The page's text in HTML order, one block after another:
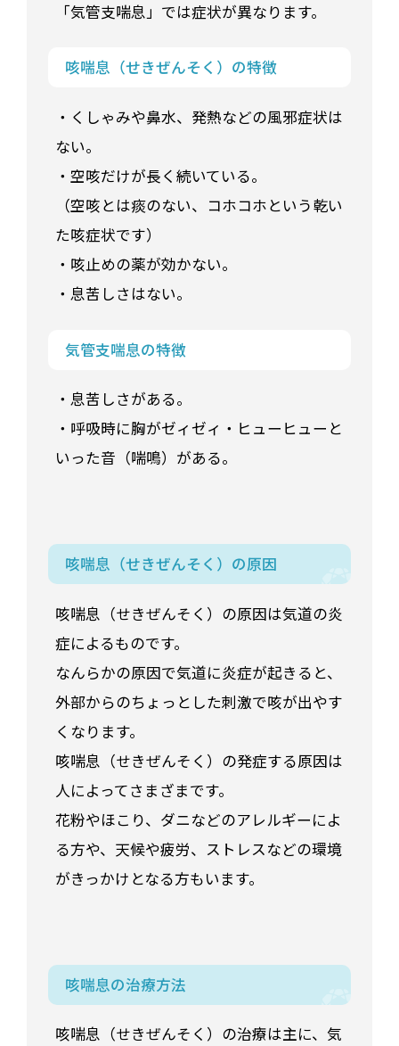
「気管支喘息」では症状が異なります。
咳喘息（せきぜんそく）の特徴
・くしゃみや鼻水、発熱などの風邪症状は
ない。
・空咳だけが長く続いている。
（空咳とは痰のない、コホコホという乾い
た咳症状です）
・咳止めの薬が効かない。
・息苦しさはない。
気管支喘息の特徴
・息苦しさがある。
・呼吸時に胸がゼィゼィ・ヒューヒューと
いった音（喘鳴）がある。
咳喘息（せきぜんそく）の原因
咳喘息（せきぜんそく）の原因は気道の炎
症によるものです。
なんらかの原因で気道に炎症が起きると、
外部からのちょっとした刺激で咳が出やす
くなります。
咳喘息（せきぜんそく）の発症する原因は
人によってさまざまです。
花粉やほこり、ダニなどのアレルギーによ
る方や、天候や疲労、ストレスなどの環境
がきっかけとなる方もいます。
咳喘息の治療方法
咳喘息（せきぜんそく）の治療は主に、気